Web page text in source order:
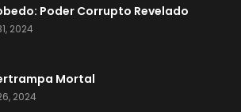
Poder Corrupto Revelado
2024
Mortal
2024